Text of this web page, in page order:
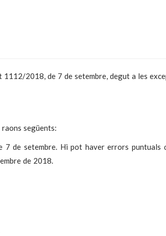
2018, de 7 de setembre, degut a les
següents:
de setembre. Hi pot haver errors puntuals
de 2018.